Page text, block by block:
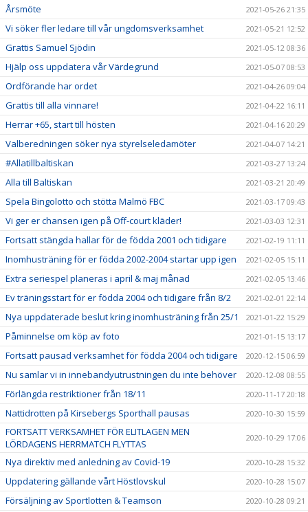
Årsmöte 2021-05-26 21:35
Vi söker fler ledare till vår ungdomsverksamhet 2021-05-21 12:52
Grattis Samuel Sjödin 2021-05-12 08:36
Hjälp oss uppdatera vår Värdegrund 2021-05-07 08:53
Ordförande har ordet 2021-04-26 09:04
Grattis till alla vinnare! 2021-04-22 16:11
Herrar +65, start till hösten 2021-04-16 20:29
Valberedningen söker nya styrelseledamöter 2021-04-07 14:21
#Allatillbaltiskan 2021-03-27 13:24
Alla till Baltiskan 2021-03-21 20:49
Spela Bingolotto och stötta Malmö FBC 2021-03-17 09:43
Vi ger er chansen igen på Off-court kläder! 2021-03-03 12:31
Fortsatt stängda hallar för de födda 2001 och tidigare 2021-02-19 11:11
Inomhusträning för er födda 2002-2004 startar upp igen 2021-02-05 15:11
Extra seriespel planeras i april & maj månad 2021-02-05 13:46
Ev träningsstart för er födda 2004 och tidigare från 8/2 2021-02-01 22:14
Nya uppdaterade beslut kring inomhusträning från 25/1 2021-01-22 15:29
Påminnelse om köp av foto 2021-01-15 13:17
Fortsatt pausad verksamhet för födda 2004 och tidigare 2020-12-15 06:59
Nu samlar vi in innebandyutrustningen du inte behöver 2020-12-08 08:55
Förlängda restriktioner från 18/11 2020-11-17 20:18
Nattidrotten på Kirsebergs Sporthall pausas 2020-10-30 15:59
FORTSATT VERKSAMHET FÖR ELITLAGEN MEN
LÖRDAGENS HERRMATCH FLYTTAS
2020-10-29 17:06
Nya direktiv med anledning av Covid-19 2020-10-28 15:32
Uppdatering gällande vårt Höstlovskul 2020-10-28 15:07
Försäljning av Sportlotten & Teamson 2020-10-28 09:21